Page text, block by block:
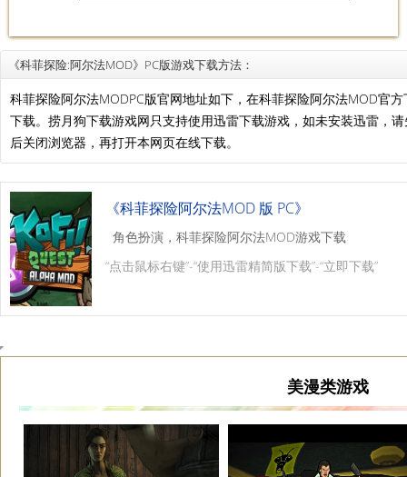
《科菲探险:阿尔法MOD》PC版游戏下载方法：
科菲探险阿尔法MODPC版官网地址如下，在科菲探险阿尔法MOD官
下载。捞月狗下载游戏网只支持使用迅雷下载游戏，如未安装迅雷，
后关闭浏览器，再打开本网页在线下载。
《科菲探险阿尔法MOD 版 PC》
角色扮演，科菲探险阿尔法MOD游戏下载
“点击鼠标右键”-“使用迅雷精简版下载”-“立即下载”
美漫类游戏